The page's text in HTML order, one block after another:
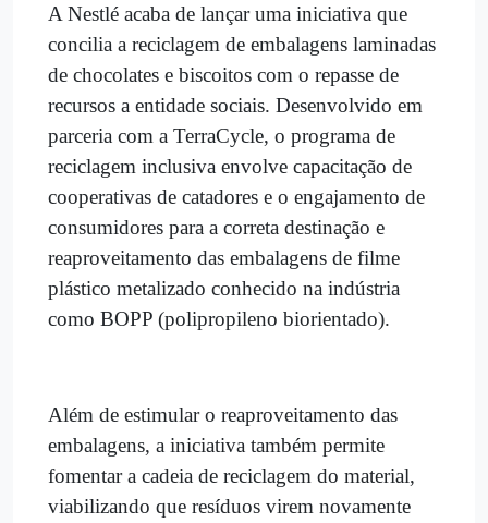
A Nestlé acaba de lançar uma iniciativa que
concilia a reciclagem de embalagens laminadas
de chocolates e biscoitos com o repasse de
recursos a entidade sociais. Desenvolvido em
parceria com a TerraCycle, o programa de
reciclagem inclusiva envolve capacitação de
cooperativas de catadores e o engajamento de
consumidores para a correta destinação e
reaproveitamento das embalagens de filme
plástico metalizado conhecido na indústria
como BOPP (polipropileno biorientado).
Além de estimular o reaproveitamento das
embalagens, a iniciativa também permite
fomentar a cadeia de reciclagem do material,
viabilizando que resíduos virem novamente